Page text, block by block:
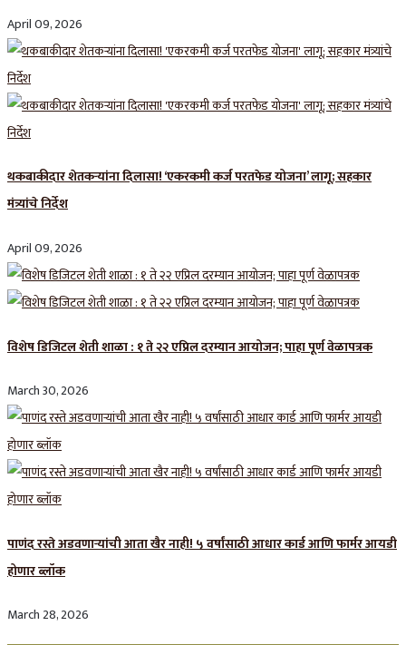
April 09, 2026
थकबाकीदार शेतकऱ्यांना दिलासा! ‘एकरकमी कर्ज परतफेड योजना’ लागू; सहकार
मंत्र्यांचे निर्देश
April 09, 2026
विशेष डिजिटल शेती शाळा : १ ते २२ एप्रिल दरम्यान आयोजन; पाहा पूर्ण वेळापत्रक
March 30, 2026
पाणंद रस्ते अडवणाऱ्यांची आता खैर नाही! ५ वर्षांसाठी आधार कार्ड आणि फार्मर आयडी
होणार ब्लॉक
March 28, 2026